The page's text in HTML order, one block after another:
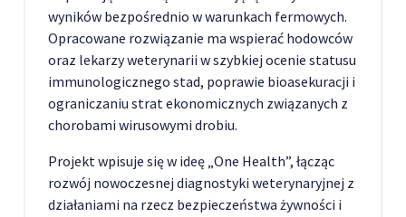
wyników bezpośrednio w warunkach fermowych.
Opracowane rozwiązanie ma wspierać hodowców
oraz lekarzy weterynarii w szybkiej ocenie statusu
immunologicznego stad, poprawie bioasekuracji i
ograniczaniu strat ekonomicznych związanych z
chorobami wirusowymi drobiu.
Projekt wpisuje się w ideę „One Health”, łącząc
rozwój nowoczesnej diagnostyki weterynaryjnej z
działaniami na rzecz bezpieczeństwa żywności i